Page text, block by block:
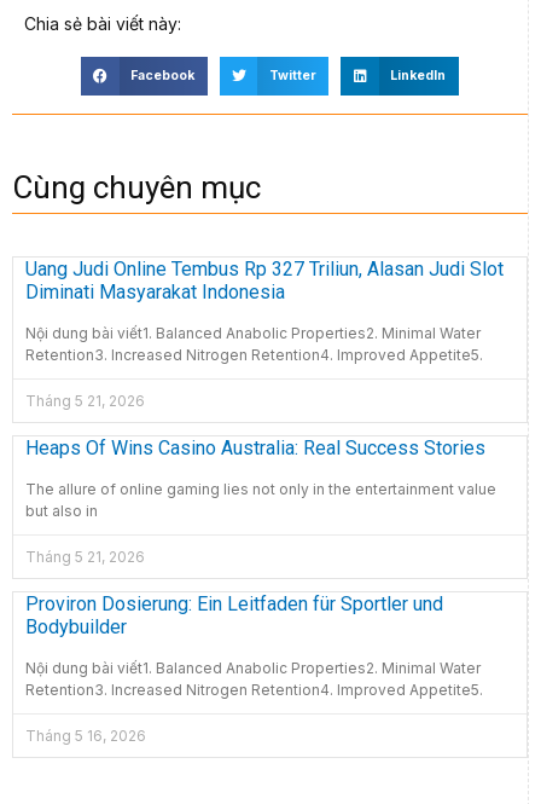
Chia sẻ bài viết này:
Facebook Twitter LinkedIn
Cùng chuyên mục
Uang Judi Online Tembus Rp 327 Triliun, Alasan Judi Slot
Diminati Masyarakat Indonesia
Nội dung bài viết1. Balanced Anabolic Properties2. Minimal Water
Retention3. Increased Nitrogen Retention4. Improved Appetite5.
Tháng 5 21, 2026
Heaps Of Wins Casino Australia: Real Success Stories
The allure of online gaming lies not only in the entertainment value
but also in
Tháng 5 21, 2026
Proviron Dosierung: Ein Leitfaden für Sportler und
Bodybuilder
Nội dung bài viết1. Balanced Anabolic Properties2. Minimal Water
Retention3. Increased Nitrogen Retention4. Improved Appetite5.
Tháng 5 16, 2026